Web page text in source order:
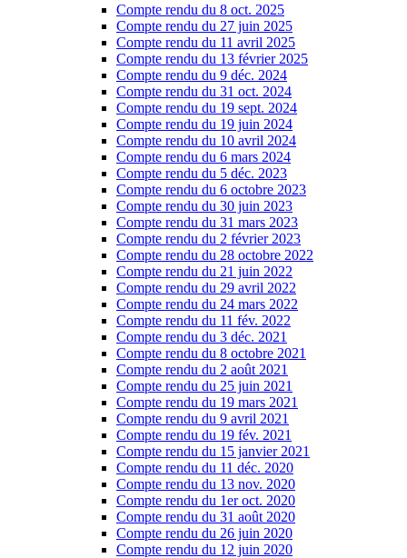
Compte rendu du 8 oct. 2025
Compte rendu du 27 juin 2025
Compte rendu du 11 avril 2025
Compte rendu du 13 février 2025
Compte rendu du 9 déc. 2024
Compte rendu du 31 oct. 2024
Compte rendu du 19 sept. 2024
Compte rendu du 19 juin 2024
Compte rendu du 10 avril 2024
Compte rendu du 6 mars 2024
Compte rendu du 5 déc. 2023
Compte rendu du 6 octobre 2023
Compte rendu du 30 juin 2023
Compte rendu du 31 mars 2023
Compte rendu du 2 février 2023
Compte rendu du 28 octobre 2022
Compte rendu du 21 juin 2022
Compte rendu du 29 avril 2022
Compte rendu du 24 mars 2022
Compte rendu du 11 fév. 2022
Compte rendu du 3 déc. 2021
Compte rendu du 8 octobre 2021
Compte rendu du 2 août 2021
Compte rendu du 25 juin 2021
Compte rendu du 19 mars 2021
Compte rendu du 9 avril 2021
Compte rendu du 19 fév. 2021
Compte rendu du 15 janvier 2021
Compte rendu du 11 déc. 2020
Compte rendu du 13 nov. 2020
Compte rendu du 1er oct. 2020
Compte rendu du 31 août 2020
Compte rendu du 26 juin 2020
Compte rendu du 12 juin 2020